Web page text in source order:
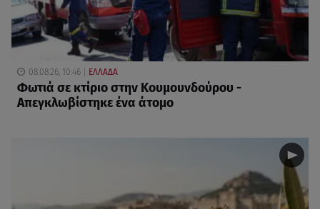
08.08.26, 10:46 ΕΛΛΑΔΑ
Φωτιά σε κτίριο στην Κουμουνδούρου -
Απεγκλωβίστηκε ένα άτομο